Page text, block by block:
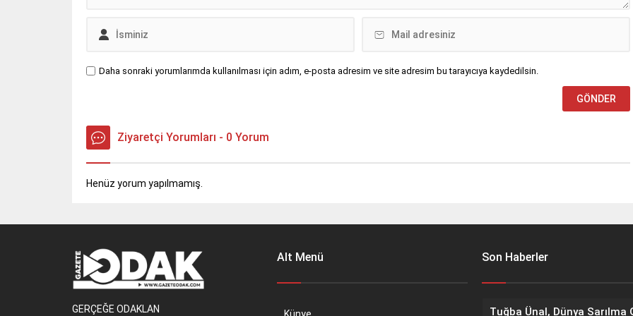
Daha sonraki yorumlarımda kullanılması için adım, e-posta adresim ve site adresim bu tarayıcıya kaydedilsin.
Ziyaretçi Yorumları - 0 Yorum
Henüz yorum yapılmamış.
GERÇEĞE ODAKLAN
Alt Menü Son Haberler